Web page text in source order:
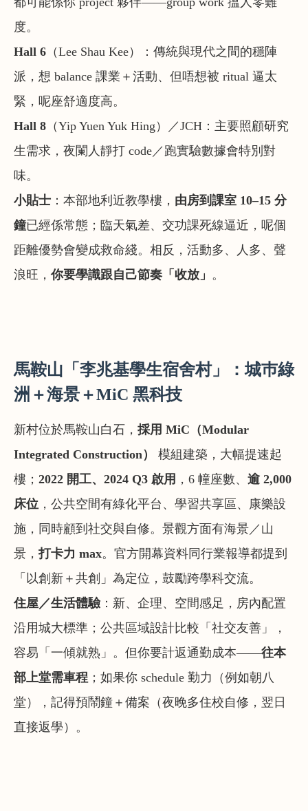
度。
Hall 6 （Lee Shau Kee）
：傳統與現代之間的穩陣
派，想 balance 課業＋活動、但唔想被 ritual 逼太
緊，呢座舒適度高。
Hall 8 （Yip Yuen Yuk Hing）／JCH ：主要照顧研究
生需求，夜闌人靜打 code／跑實驗數據會特別對
味。
小貼士 ：本部地利近教學樓， 由房到課室 10–15 分
鐘已經係常態；臨天氣差、交功課死線逼近，呢個
距離優勢會變成救命綫。相反，活動多、人多、聲
浪旺， 你要學識跟自己節奏「收放」 。
馬鞍山「李兆基學生宿舍村」：城巿綠
洲＋海景＋MiC 黑科技
新村位於馬鞍山白石， 採用 MiC（Modular
Integrated Construction）
模組建築，大幅提速起
樓； 2022 開工、2024 Q3 啟用 ，6 幢座數、 逾 2,000
床位 ，公共空間有綠化平台、學習共享區、康樂設
施，同時顧到社交與自修。景觀方面有海景／山
景，打卡力 max。官方開幕資料同行業報導都提到
「以創新＋共創」為定位，鼓勵跨學科交流。
住屋／生活體驗：新、企理、空間感足，房內配置
沿用城大標準；公共區域設計比較「社交友善」，
容易「一傾就熟」。但你要計返通勤成本——往本
部上堂需車程 ；如果你 schedule 勤力（例如朝八
堂），記得預鬧鐘＋備案（夜晚多住校自修，翌日
直接返學）。